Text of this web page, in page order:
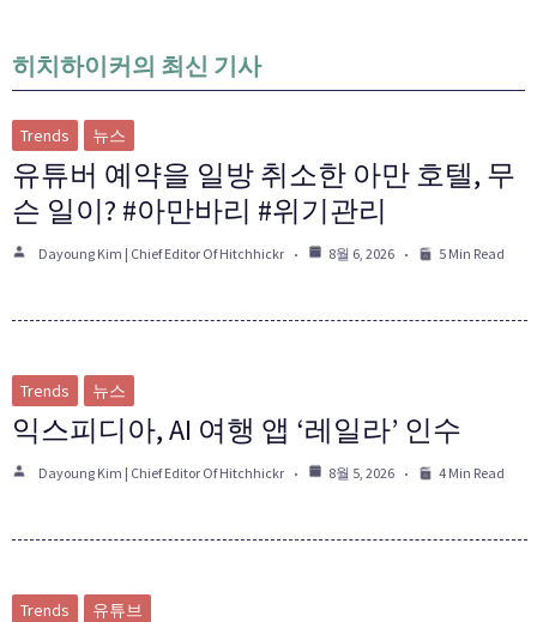
히치하이커의 최신 기사
Trends 뉴스
유튜버 예약을 일방 취소한 아만 호텔, 무
슨 일이? #아만바리 #위기관리
Dayoung Kim | Chief Editor Of Hitchhickr 8월 6, 2026 5 Min Read
Trends 뉴스
익스피디아, AI 여행 앱 ‘레일라’ 인수
Dayoung Kim | Chief Editor Of Hitchhickr 8월 5, 2026 4 Min Read
Trends 유튜브